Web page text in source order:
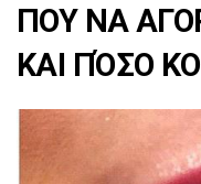
ΠΟΥ ΝΑ
ΚΑΙ ΠΌΣΟ